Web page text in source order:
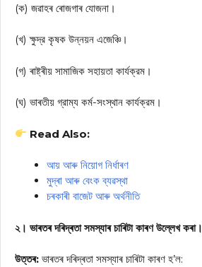
(ক) জৱাহৰ ৰোজগাৰ যোজনা।
(খ) ক্ষুদ্র কৃষক উন্নয়ন এজেঞ্চি।
(গ) ৰাষ্ট্ৰীয় সামাজিক সহায়তা কার্যক্রম।
(ঘ) ভাৰতীয় গ্রাম্য কর্ম-সংস্থান কার্যক্রম।
Read Also:
আয় আৰু নিয়োগ নিৰ্ধাৰণ
মুদ্ৰা আৰু বেংক ব্যৱস্থা
চৰকাৰী বাজেট আৰু অৰ্থনীতি
২। ভাৰতৰ দৰিদ্ৰতা সমস্যাৰ চাৰিটা কাৰণ উল্লেখ কৰা।
উত্তৰ: ভাৰতৰ দৰিদ্ৰতা সমস্যাৰ চাৰিটা কাৰণ হ’ল: